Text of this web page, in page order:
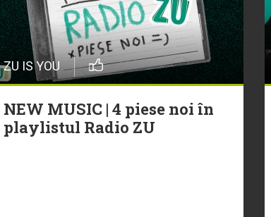
ZU IS YOU
NEW MUSIC | 4 piese noi în
playlistul Radio ZU